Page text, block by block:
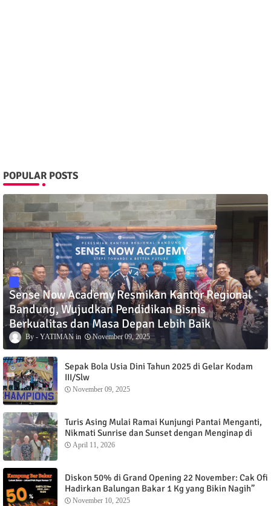
POPULAR POSTS
Sense Now Academy Resmikan Kantor Regional
Bandung, Wujudkan Pendidikan Bisnis
Berkualitas dan Masa Depan Lebih Baik
YATIMAN November 09, 2025
Sepak Bola Usia Dini Tahun 2025 di Gelar Kodam
III/Slw
November 09, 2025
Turis Asing Mulai Ramai Kunjungi Pantai Menganti,
Nikmati Sunrise dan Sunset dengan Menginap di
Menganti Cottage
April 11, 2026
Diskon 50% di Grand Opening 22 November: Cak Ofi
Hadirkan Balungan Bakar 1 Kg yang Bikin Nagih”
November 10, 2025